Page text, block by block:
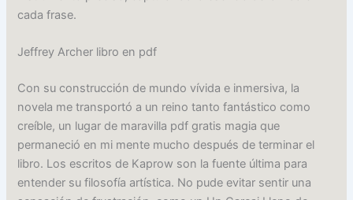
cada frase.
Jeffrey Archer libro en pdf
Con su construcción de mundo vívida e inmersiva, la
novela me transportó a un reino tanto fantástico como
creíble, un lugar de maravilla pdf gratis magia que
permaneció en mi mente mucho después de terminar el
libro. Los escritos de Kaprow son la fuente última para
entender su filosofía artística. No pude evitar sentir una